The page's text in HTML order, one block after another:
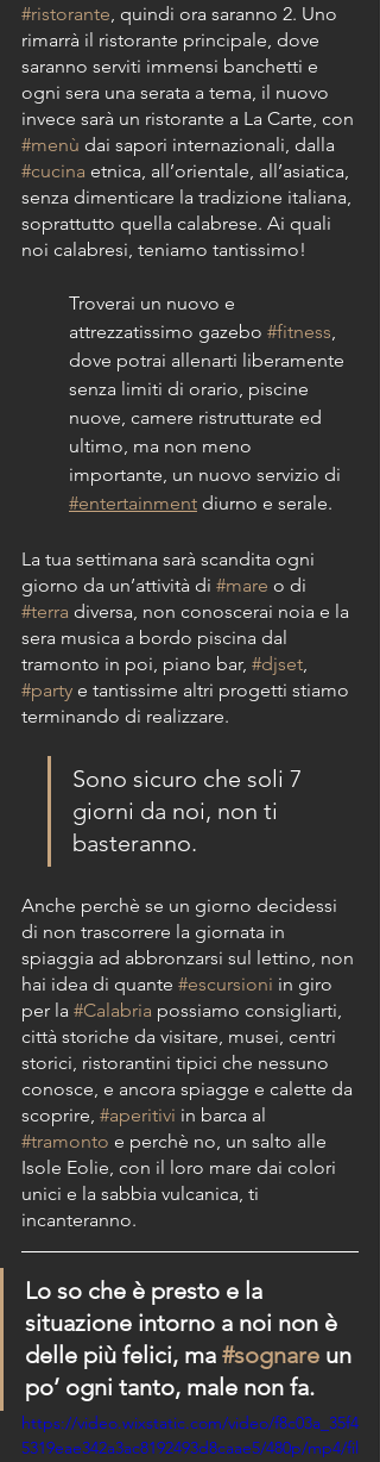
#ristorante , quindi ora saranno 2. Uno
rimarrà il ristorante principale, dove
saranno serviti immensi banchetti e
ogni sera una serata a tema, il nuovo
invece sarà un ristorante a La Carte, con
#menù dai sapori internazionali, dalla
#cucina etnica, all’orientale, all’asiatica,
senza dimenticare la tradizione italiana,
soprattutto quella calabrese. Ai quali
noi calabresi, teniamo tantissimo!
Troverai un nuovo e
attrezzatissimo gazebo #fitness
dove potrai allenarti liberamente
senza limiti di orario, piscine
nuove, camere ristrutturate ed
ultimo, ma non meno
importante, un nuovo servizio di
#entertainment diurno e serale.
La tua settimana sarà scandita ogni
giorno da un’attività di #mare o di
#terra diversa, non conoscerai noia e la
sera musica a bordo piscina dal
tramonto in poi, piano bar, #djset
#party e tantissime altri progetti stiamo
terminando di realizzare.
Sono sicuro che soli 7
giorni da noi, non ti
basteranno.
Anche perchè se un giorno decidessi
di non trascorrere la giornata in
spiaggia ad abbronzarsi sul lettino, non
hai idea di quante #escursioni in giro
per la #Calabria possiamo consigliarti,
città storiche da visitare, musei, centri
storici, ristorantini tipici che nessuno
conosce, e ancora spiagge e calette da
scoprire, #aperitivi in barca al
#tramonto e perchè no, un salto alle
Isole Eolie, con il loro mare dai colori
unici e la sabbia vulcanica, ti
incanteranno.
Lo so che è presto e la
situazione intorno a noi non è
delle più felici, ma #sognare un
po’ ogni tanto, male non fa.
https://video.wixstatic.com/video/f8c03a_35f4
5319eae342a3ac8192493d8caae5/480p/mp4/fil